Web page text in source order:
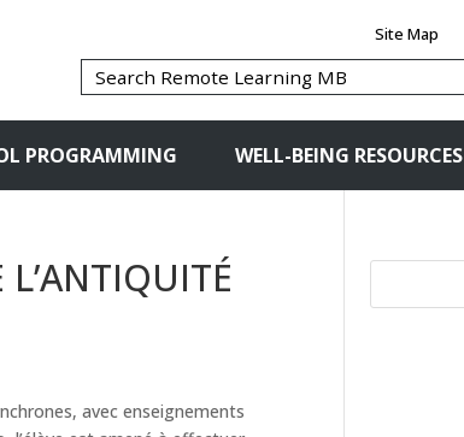
Site Map
PROGRAMMING WELL-BEING RESOURCES
L’ANTIQUITÉ
avec enseignements